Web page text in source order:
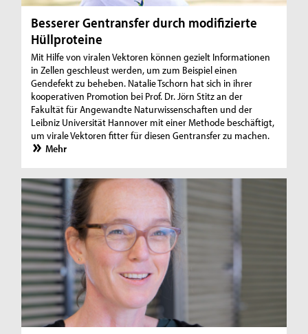
Besserer Gentransfer durch modifizierte
Hüllproteine
Mit Hilfe von viralen Vektoren können gezielt Informationen
in Zellen geschleust werden, um zum Beispiel einen
Gendefekt zu beheben. Natalie Tschorn hat sich in ihrer
kooperativen Promotion bei Prof. Dr. Jörn Stitz an der
Fakultät für Angewandte Naturwissenschaften und der
Leibniz Universität Hannover mit einer Methode beschäftigt,
um virale Vektoren fitter für diesen Gentransfer zu machen.
Mehr